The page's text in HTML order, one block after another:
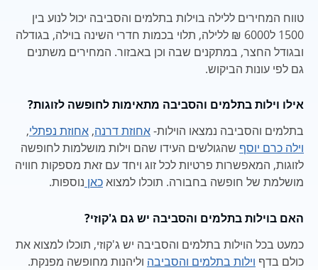
טווח המחירים ללילה בוילות בתלמים והסביבה יכול לנוע בין
1500 ל6000 ₪ ללילה, תלוי בכמות חדרי השינה בוילה, בגודלה
ובגודל החצר, במתקנים שבה וכן באבזור. המחירים משתנים
גם לפי עונות הביקוש.
אילו וילות בתלמים והסביבה מתאימות לחופשה לזוגות?
בתלמים והסביבה נמצאו הוילות-אחוזת דרנה, אחוזת נפתלי,
וילה כרם יוסף שהגולשים העידו שהם וילות מושלמות לחופשה
לזוגות, המאפשרות פרטיות לכל זוג ויחד עם זאת מספקות חוויה
מושלמת של חופשה בחבורה. תוכלו למצואכאן נוספות.
האם בוילות בתלמים והסביבה יש גם ג'קוזי?
כמעט בכל הוילות בתלמים והסביבה יש ג'קוזי, תוכלו למצוא את
כולם בדף וילות בתלמים והסביבה וליהנות מחופשה מפנקת.